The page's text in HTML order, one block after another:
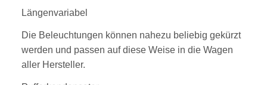
Längenvariabel
Die Beleuchtungen können nahezu beliebig gekürzt
werden und passen auf diese Weise in die Wagen
aller Hersteller.